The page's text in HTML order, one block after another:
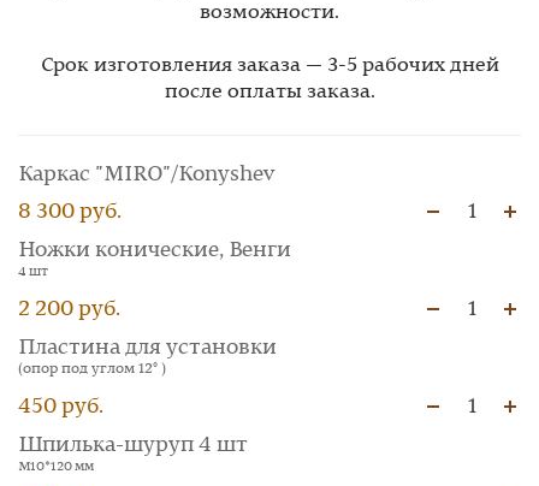
возможности.
Срок изготовления заказа — 3-5 рабочих дней
после оплаты заказа.
Каркас "MIRO"/Konyshev
8 300 руб.
1
Ножки конические, Венги
4 шт
2 200 руб.
1
Пластина для установки
(опор под углом 12° )
450 руб.
1
Шпилька-шуруп 4 шт
М10*120 мм